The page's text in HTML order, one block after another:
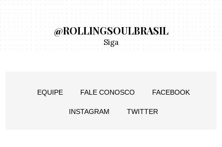
@ROLLINGSOULBRASIL
Siga
EQUIPE FALE CONOSCO FACEBOOK
INSTAGRAM TWITTER